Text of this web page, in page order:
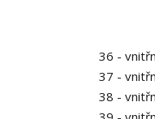
36 -
37 -
38 -